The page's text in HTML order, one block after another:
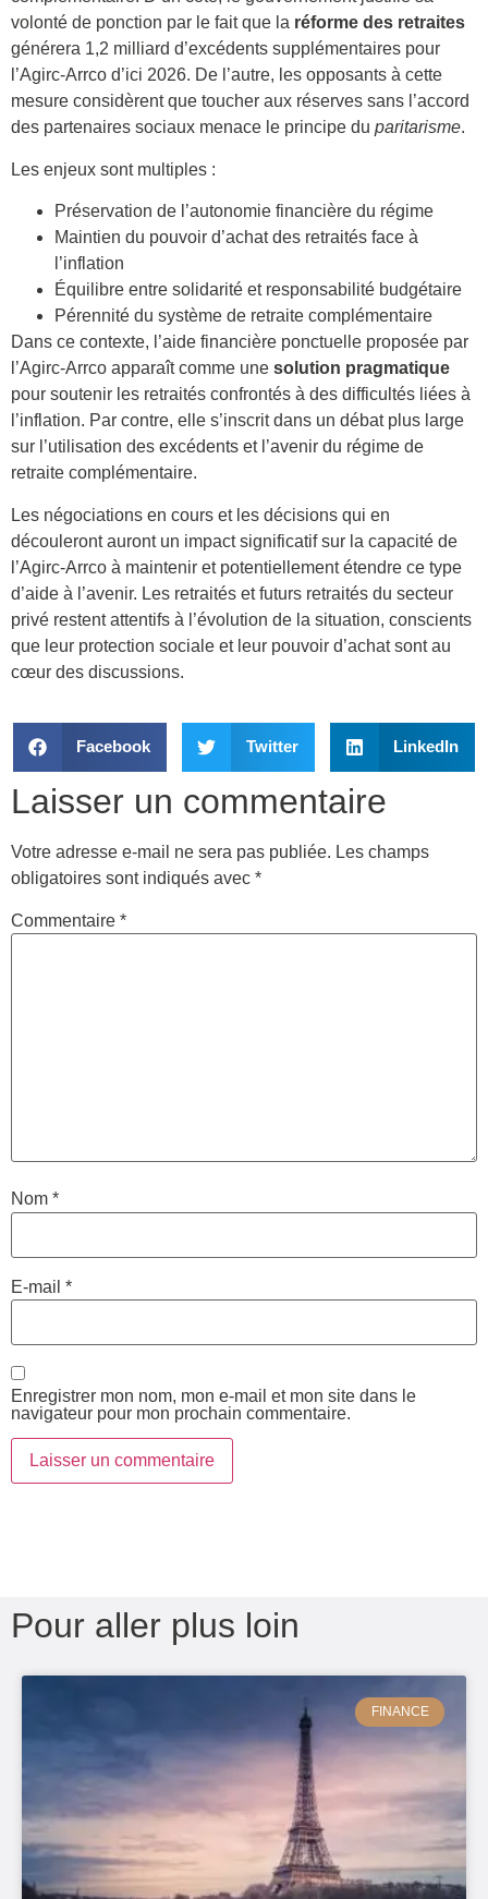
volonté de ponction par le fait que la réforme des retraites
générera 1,2 milliard d’excédents supplémentaires pour
l’Agirc-Arrco d’ici 2026. De l’autre, les opposants à cette
mesure considèrent que toucher aux réserves sans l’accord
des partenaires sociaux menace le principe du paritarisme.
Les enjeux sont multiples :
Préservation de l’autonomie financière du régime
Maintien du pouvoir d’achat des retraités face à
l’inflation
Équilibre entre solidarité et responsabilité budgétaire
Pérennité du système de retraite complémentaire
Dans ce contexte, l’aide financière ponctuelle proposée par
l’Agirc-Arrco apparaît comme une solution pragmatique
pour soutenir les retraités confrontés à des difficultés liées à
l’inflation. Par contre, elle s’inscrit dans un débat plus large
sur l’utilisation des excédents et l’avenir du régime de
retraite complémentaire.
Les négociations en cours et les décisions qui en
découleront auront un impact significatif sur la capacité de
l’Agirc-Arrco à maintenir et potentiellement étendre ce type
d’aide à l’avenir. Les retraités et futurs retraités du secteur
privé restent attentifs à l’évolution de la situation, conscients
que leur protection sociale et leur pouvoir d’achat sont au
cœur des discussions.
Facebook Twitter LinkedIn
Laisser un commentaire
Votre adresse e-mail ne sera pas publiée. Les champs
obligatoires sont indiqués avec *
Commentaire *
Nom *
E-mail *
Enregistrer mon nom, mon e-mail et mon site dans le
navigateur pour mon prochain commentaire.
Pour aller plus loin
FINANCE